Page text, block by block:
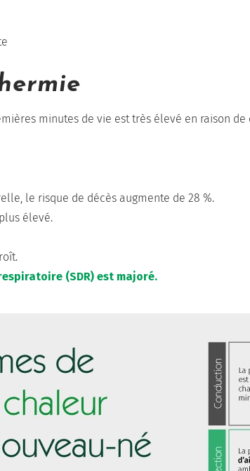
minutes de vie est très élevé en raison
le risque de décès augmente de 28 %.
élevé.
(SDR) est majoré.